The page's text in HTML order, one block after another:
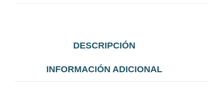
DESCRIPCIÓN
INFORMACIÓN ADICIONAL